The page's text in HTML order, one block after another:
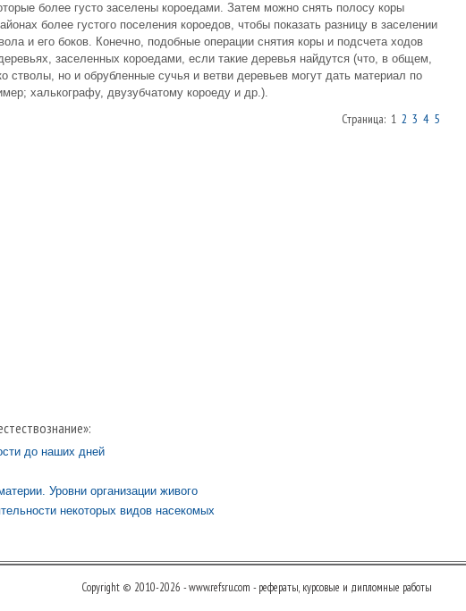
более густо заселены короедами. Затем можно снять полосу коры
более густого поселения короедов, чтобы показать разницу в заселении
и его боков. Конечно, подобные операции снятия коры и подсчета ходов
заселенных короедами, если такие деревья найдутся (что, в общем,
стволы, но и обрубленные сучья и ветви деревьев могут дать материал по
халькографу, двузубчатому короеду и др.).
Страница: 1 2 3 4 5
до наших дней
Уровни организации живого
некоторых видов насекомых
Copyright © 2010-2026 - www.refsru.com - рефераты, курсовые и дипломные работы